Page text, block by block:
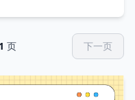
1 页 下一页